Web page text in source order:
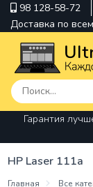
98 128-58-72
Доставка по
pavilion
kindle
envy
Гарантия
HP Laser 111a
Главная Все